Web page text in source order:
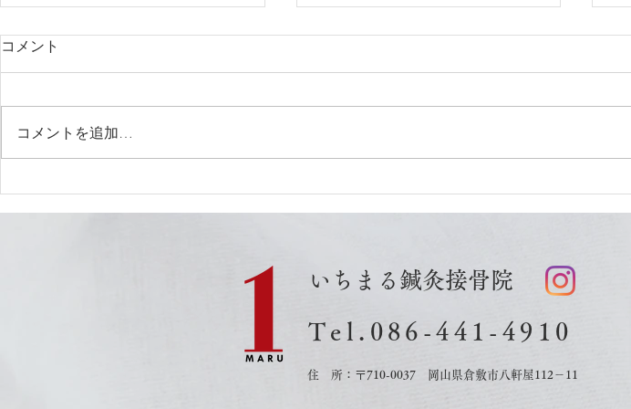
8月1日更新 空き状況
コメント
コメントを追加…
いちまる鍼灸接骨院
Tel.0 86-441-4910
住 所：〒710-0037 岡山県倉敷市八軒屋112－11